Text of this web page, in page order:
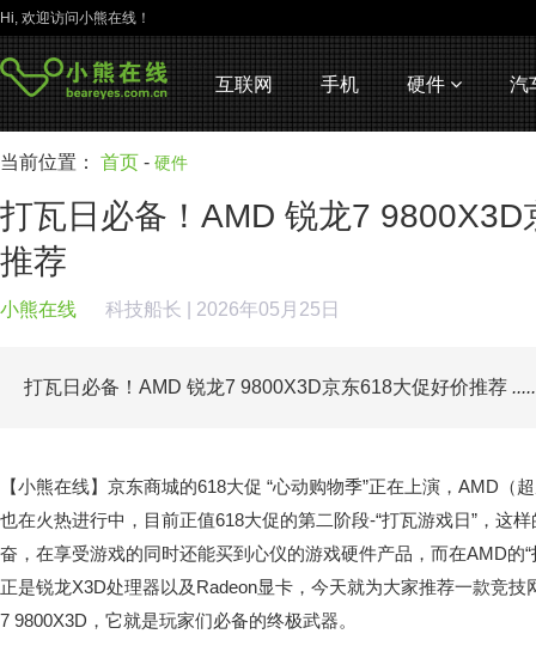
Hi, 欢迎访问小熊在线！
互联网 手机 硬件 汽
当前位置： 首页 - 硬件
打瓦日必备！AMD 锐龙7 9800X3D
推荐
小熊在线 科技船长 | 2026年05月25日
打瓦日必备！AMD 锐龙7 9800X3D京东618大促好价推荐
【小熊在线】京东商城的618大促 “心动购物季”正在上演，AMD（
也在火热进行中，目前正值618大促的第二阶段-“打瓦游戏日”，这
奋，在享受游戏的同时还能买到心仪的游戏硬件产品，而在AMD的
正是锐龙X3D处理器以及Radeon显卡，今天就为大家推荐一款竞
7 9800X3D，它就是玩家们必备的终极武器。